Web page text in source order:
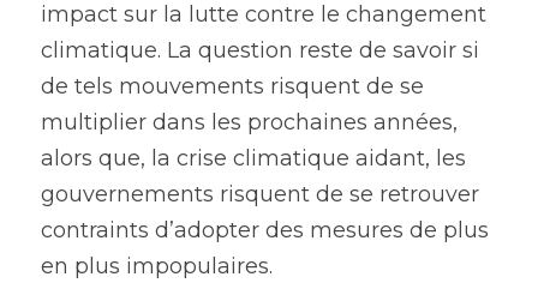
impact sur la lutte contre le changement
climatique. La question reste de savoir si
de tels mouvements risquent de se
multiplier dans les prochaines années,
alors que, la crise climatique aidant, les
gouvernements risquent de se retrouver
contraints d’adopter des mesures de plus
en plus impopulaires.